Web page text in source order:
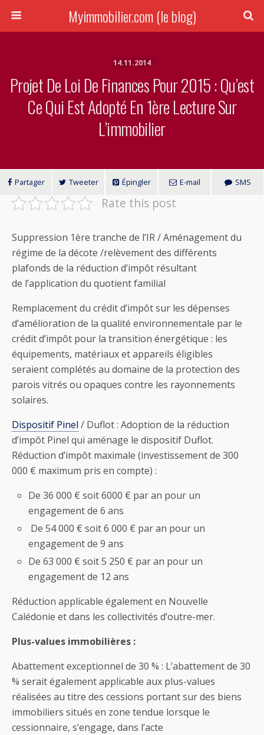
Myimmobilier.com (le blog)
14.11.2014
Projet De Loi De Finances Pour 2015 : Qu’est
Ce Qui Est Adopté En 1ère Lecture Sur
L’immobilier
Partager Tweeter Épingler E-mail SMS
Rate this post
Suppression 1ère tranche de l’IR / Aménagement du
régime de la décote /relèvement des différents
plafonds de la réduction d’impôt résultant
de l’application du quotient familial
Remplacement du crédit d’impôt sur les dépenses
d’amélioration de la qualité environnementale par le
crédit d’impôt pour la transition énergétique : les
équipements, matériaux et appareils éligibles
seraient complétés au domaine de la protection des
parois vitrés ou opaques contre les rayonnements
solaires.
Dispositif Pinel / Duflot : Adoption de la réduction
d’impôt Pinel qui aménage le dispositif Duflot.
Réduction d’impôt maximale (investissement de 300
000 € maximum pris en compte) :
De 36 000 € soit 6000 € par an pour un
engagement de 6 ans
De 54 000 € soit 6 000 € par an pour un
engagement de 9 ans
De 63 000 € soit 5 250 € par an pour un
engagement de 12 ans
Réduction applicable également en Nouvelle
Calédonie et dans les collectivités d’outre-mer.
Plus-values immobilières :
Abattement exceptionnel de 30 % : L’abattement de 30
% serait également applicable aux plus-values
réalisées au titre des cessions portant sur des biens
immobiliers situés en zone tendue lorsque le
cessionnaire, s’engage, dans l’acte